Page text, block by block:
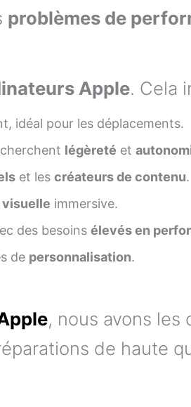
problèmes de
Apple. Cela
idéal pour les déplacements.
légèreté et
et les créateurs de contenu.
immersive.
des besoins élevés en
de personnalisation.
, nous avons les
de haute